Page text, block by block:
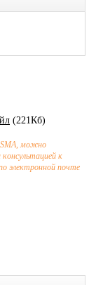
(221Кб)
можно
к
электронной почте